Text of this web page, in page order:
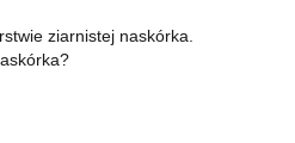
ziarnistej naskórka.